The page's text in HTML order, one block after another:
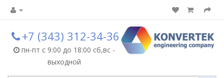
+7 (343) 312-34-36
пн-пт с 9:00 до 18:00 сб,вс -
выходной